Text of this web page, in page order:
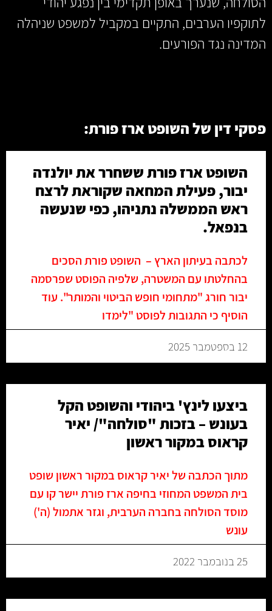
לתוקפיו הערבים, התקיים במקביל למשפט שניהלה
המדינה נגד הפורעים.
פסקי דין של השופט ארז פורת:
השופט ארז פורת ששחרר את יולנדה
יבור, פעילת המחאה שקוראת לרצח
ראש הממשלה נתניהו, כפי שנעשה
בנפאל.
לכתבה בעיתון הארץ – השופט פורת הסכים
בהחלטתו עם המשטרה, שלפיה הפוסט שפרסמה
יבור חורג "מתחומי חופש הביטוי והמותר". עוד
הוסיף כי התגובות לפוסט "לימדו
12 בספטמבר 2025
ביצעו לינץ' ביהודי והשופט הקל
בעונש – בזכות "סולחה"/ יאיר
קראוס במקור ראשון
מתוך הכתבה של יאיר קראוס במקור ראשון שופט
בית המשפט המחוזי בחיפה ארז פורת יישר קו עם
מוסד הסולחה בחברה הערבית, וגזר אתמול (ה')
עונש
25 בנובמבר 2022